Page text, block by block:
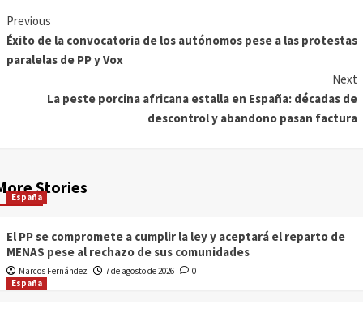
Previous
Éxito de la convocatoria de los autónomos pese a las protestas
paralelas de PP y Vox
Next
La peste porcina africana estalla en España: décadas de
descontrol y abandono pasan factura
Stories
España
El PP se compromete a cumplir la ley y aceptará el reparto de
MENAS pese al rechazo de sus comunidades
Marcos Fernández 7 de agosto de 2026
0
España